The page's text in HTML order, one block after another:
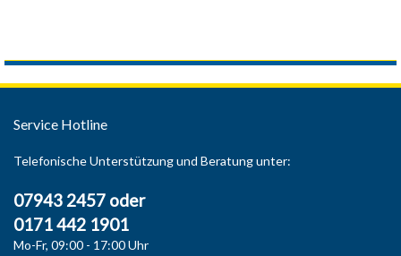
Service Hotline
Telefonische Unterstützung und Beratung unter:
07943 2457 oder
0171 442 1901
Mo-Fr, 09:00 - 17:00 Uhr